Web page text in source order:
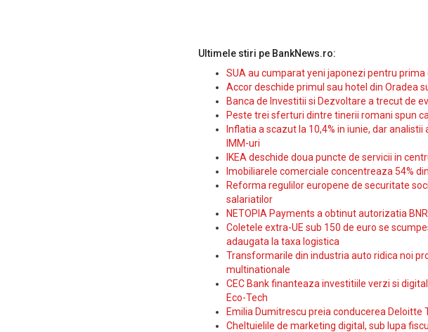
Ultimele stiri pe BankNews.ro:
SUA au cumparat yeni japonezi pentru
Accor deschide primul sau hotel din Oradea
Banca de Investitii si Dezvoltare a trecut de
Peste trei sferturi dintre tinerii romani spun
Inflatia a scazut la 10,4% in iunie, dar
IMM-uri
IKEA deschide doua puncte de servicii in
Imobiliarele comerciale concentreaza 54%
Reforma regulilor europene de securitate
salariatilor
NETOPIA Payments a obtinut autorizatia
Coletele extra-UE sub 150 de euro se
adaugata la taxa logistica
Transformarile din industria auto ridica noi
multinationale
CEC Bank finanteaza investitiile verzi si
Eco-Tech
Emilia Dumitrescu preia conducerea Deloitte
Cheltuielile de marketing digital, sub lupa